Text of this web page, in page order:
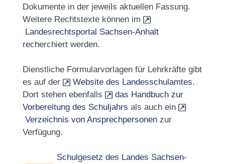
Dokumente in der jeweils aktuellen Fassung.
Weitere Rechtstexte können im
Landesrechtsportal Sachsen-Anhalt
recherchiert werden.
Dienstliche Formularvorlagen für Lehrkräfte gibt
es auf der
Website des Landesschulamtes.
Dort stehen ebenfalls
das Handbuch zur
Vorbereitung des Schuljahrs als auch ein
Verzeichnis von Ansprechpersonen zur
Verfügung.
Schulgesetz des Landes Sachsen-